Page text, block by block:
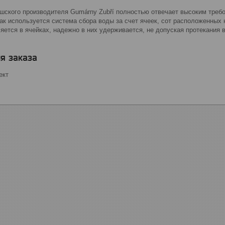
производителя Gumárny Zubří полностью отвечает высоким
используется система сбора воды за счет ячеек, сот
в ячейках, надежно в них удерживается, не допуская
заказа